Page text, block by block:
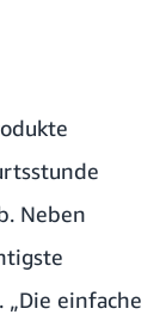
Neben
einfache